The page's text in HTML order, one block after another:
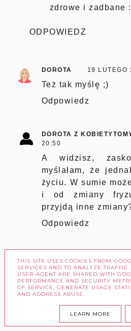
zdrowe i zadbane
ODPOWIEDZ
DOROTA 19 LUTEGO
Też tak myślę ;)
Odpowiedz
DOROTA Z
20:50
A widzisz,
myślałam, że
życiu. W sumie
i od zmiany
przyjdą inne
Odpowiedz
Każdorazowo po
która wiąże się z
ruszam ze
później gdzieś mi
THIS SITE USES COOKIES FROM
SERVICES AND TO ANALYZE
USER-AGENT ARE SHARED WITH
PERFORMANCE AND SECURITY
OF SERVICE, GENERATE USAGE
AND ADDRESS ABUSE.
LEARN MORE